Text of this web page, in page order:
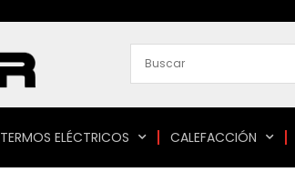
TERMOS ELÉCTRICOS CALEFACCIÓN